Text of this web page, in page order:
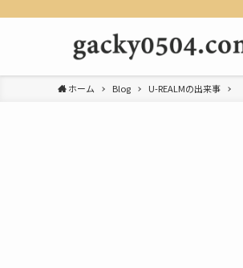
ホーム Blog U-REALMの出来事